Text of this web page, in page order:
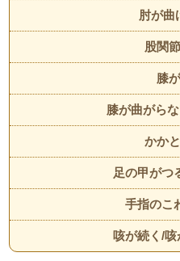
肘が曲
股関
膝
膝が曲がら
かか
足の甲がつ
手指のこ
咳が続く/